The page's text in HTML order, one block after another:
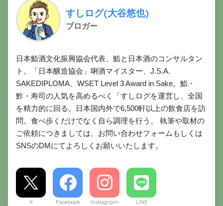
すしログ(大谷悠也)
ブロガー
日本鮨酒文化振興協会代表、鮨と日本酒のコンサルタン
ト。「日本醸造協会」唎酒マイスター、J.S.A.
SAKEDIPLOMA、WSET Level 3 Award in Sake。鮨・
鮓・寿司の人気を高めるべく「すしログを運営し、全国
を精力的に回る。日本国内外で6,500軒以上の飲食店を訪
問。食べ歩くだけでなく自ら調理を行う。 執筆や取材の
ご依頼につきましては、お問い合わせフォームもしくは
SNSのDMにてよろしくお願いいたします。
X Facebook Instagram LINE